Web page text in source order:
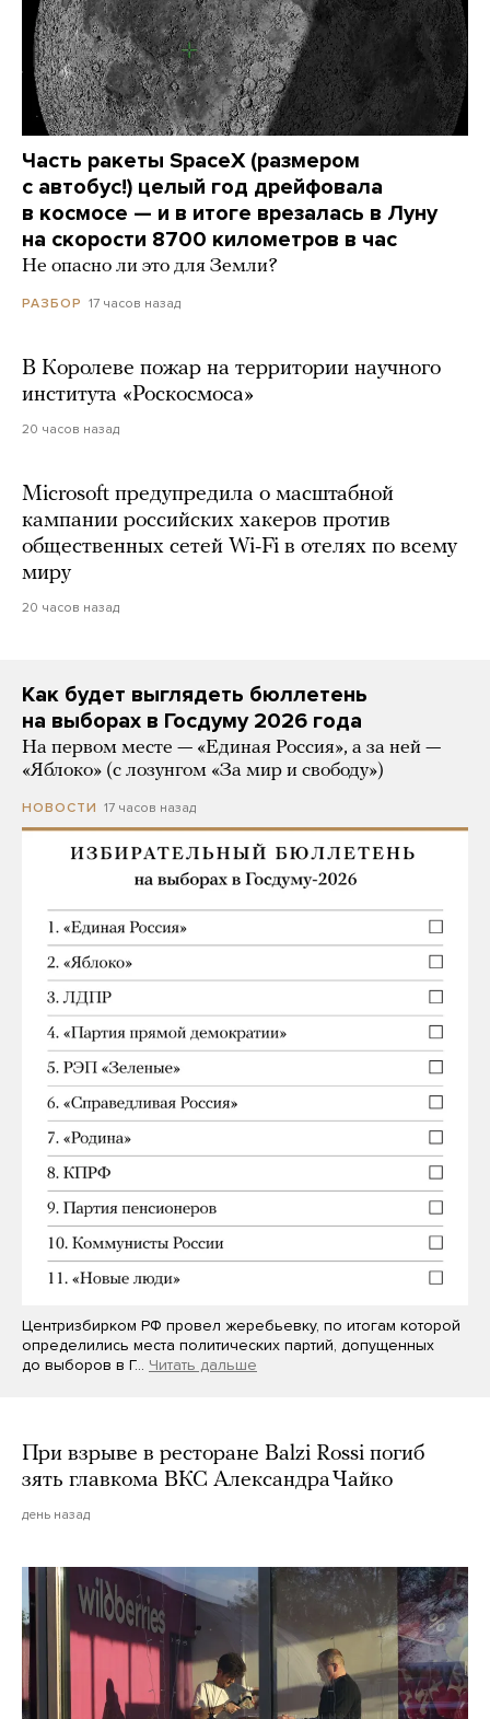
Часть ракеты SpaceX (размером
с автобус!) целый год дрейфовала
в космосе — и в итоге врезалась в Луну
на скорости 8700 километров в час
Не опасно ли это для Земли?
РАЗБОР 17 часов назад
В Королеве пожар на территории научного
института «Роскосмоса»
20 часов назад
Microsoft предупредила о масштабной
кампании российских хакеров против
общественных сетей Wi-Fi в отелях по всему
миру
20 часов назад
Как будет выглядеть бюллетень
на выборах в Госдуму 2026 года
На первом месте — «Единая Россия», а за ней —
«Яблоко» (с лозунгом «За мир и свободу»)
НОВОСТИ 17 часов назад
Центризбирком РФ провел жеребьевку, по итогам которой
определились места политических партий, допущенных
до выборов в Г… Читать дальше
При взрыве в ресторане Balzi Rossi погиб
зять главкома ВКС Александра Чайко
день назад